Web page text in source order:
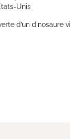
Unis
d’un dinosaure